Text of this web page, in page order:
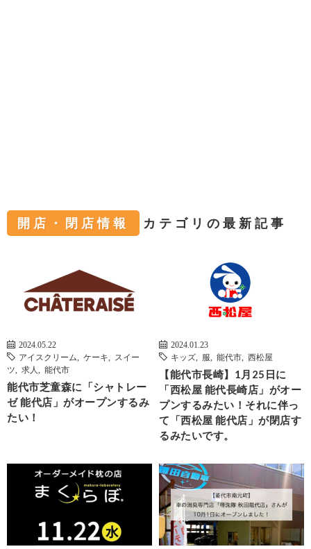
開店・閉店情報 カテゴリの最新記事
2024.05.22
アイスクリーム
ケーキ
スイー
ツ
求人 能代市
能代市芝童森に「シャトレー
ゼ 能代店」がオープンするみ
たい！
2024.01.23
キッズ
服 能代市 西松屋
【能代市長崎】1月25日に
「西松屋 能代長崎店」がオー
プンするみたい！それに伴っ
て「西松屋 能代店」が閉店す
るみたいです。